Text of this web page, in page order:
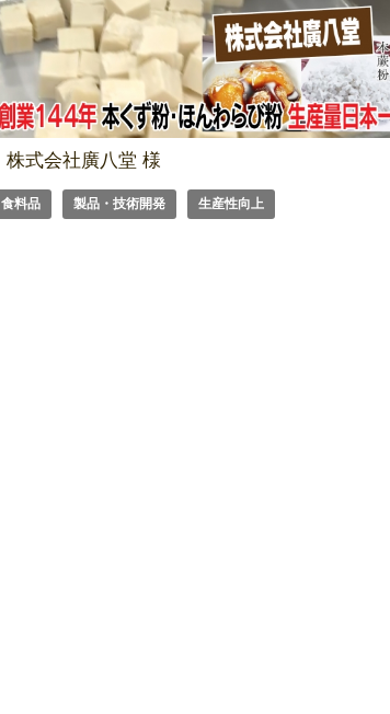
株式会社廣八堂 様
食料品 製品・技術開発 生産性向上